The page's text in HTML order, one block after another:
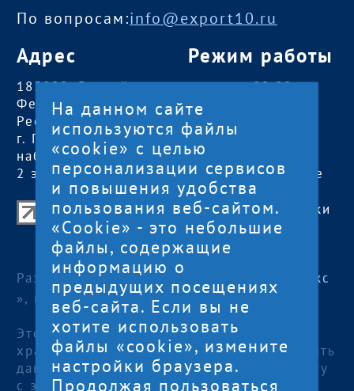
По вопросам:info@export10.ru
Адрес
185000, Российская
Федерация,
Республика Карелия
г. Петрозаводск,
наб. Гюллинга, 11 /
2 этаж, офис 2
Режим работы
пн — чт:09:00 —
18:00
пт:09:00 — 17:00
обед с 13:00 до
14:00
сб, вс— выходные
Центр поддержки экспорта Республики
Карелия
© 2012—2024
Разработка и поддержка сайта — «
Артлекс
», г. Петрозаводск
Этот сайт использует файлы cookies для
хранения данных. Продолжая использовать
данный сайт, Вы даете согласие на работу
с этими файлами.
На данном сайте
используются файлы
«cookie» с целью
персонализации сервисов
и повышения удобства
пользования веб-сайтом.
«Cookie» - это небольшие
файлы, содержащие
информацию о
предыдущих посещениях
веб-сайта. Если вы не
хотите использовать
файлы «cookie», измените
настройки браузера.
Продолжая пользоваться